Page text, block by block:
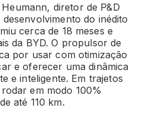
diretor de P&D
do inédito
cerca de 18 meses e
da BYD. O propulsor de
por usar com otimização
e oferecer uma dinâmica
e inteligente. Em trajetos
em modo 100%
até 110 km.